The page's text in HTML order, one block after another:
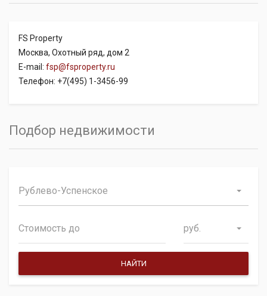
FS Property
Москва, Охотный ряд, дом 2
E-mail: fsp@fsproperty.ru
Телефон: +7(495) 1-3456-99
Подбор недвижимости
Рублево-Успенское
руб.